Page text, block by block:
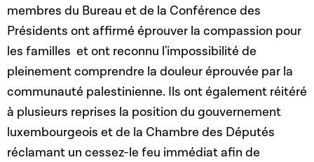
membres du Bureau et de la Conférence des
Présidents ont affirmé éprouver la compassion pour
les familles et ont reconnu l'impossibilité de
pleinement comprendre la douleur éprouvée par la
communauté palestinienne. Ils ont également réitéré
à plusieurs reprises la position du gouvernement
luxembourgeois et de la Chambre des Députés
réclamant un cessez-le feu immédiat afin de